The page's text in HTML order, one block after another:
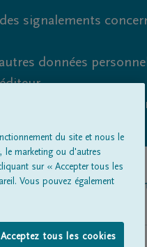
signalements
données
et de fraude ne
Entrepreneur de pompes
du site et nous le
marketing ou d'autres
sur « Accepter tous les
Vous pouvez également
Acceptez tous les cookies